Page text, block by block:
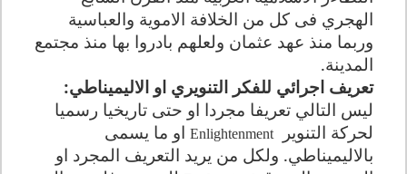
الهجري فى كل من الخلافة الاموية والعباسية
وربما منذ عهد عثمان ولعلهم بادروا بها منذ مجتمع
المدينة.
تعريف اجرائي للفكر التنويري او الاليميناطي:
ليس التالي تعريفا مجردا او حتى تاريخيا رسميا
لحركة التنوير
Enlightenment او ما يسمى
بالاليميناطي. ولكل من يريد التعريف المجرد او